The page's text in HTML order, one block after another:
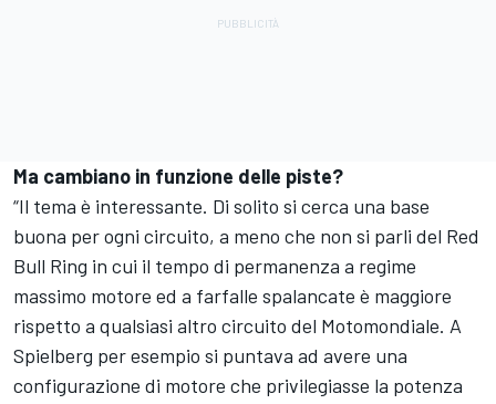
Ma cambiano in funzione delle piste?
“Il tema è interessante. Di solito si cerca una base
buona per ogni circuito, a meno che non si parli del Red
Bull Ring in cui il tempo di permanenza a regime
massimo motore ed a farfalle spalancate è maggiore
rispetto a qualsiasi altro circuito del Motomondiale. A
Spielberg per esempio si puntava ad avere una
configurazione di motore che privilegiasse la potenza